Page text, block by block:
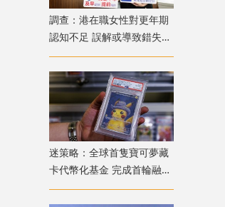
調查：港在職女性對更年期
認知不足 誤解或導致錯失
「黃金預防期」
迷策略：全球首隻寶可夢藏
卡代幣化基金 完成首輪融資
兼獲超購